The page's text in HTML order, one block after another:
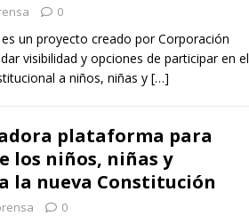
0
un proyecto creado por Corporación
visibilidad y opciones de participar en el
a niños, niñas y […]
plataforma para
los niños, niñas y
la nueva Constitución
0